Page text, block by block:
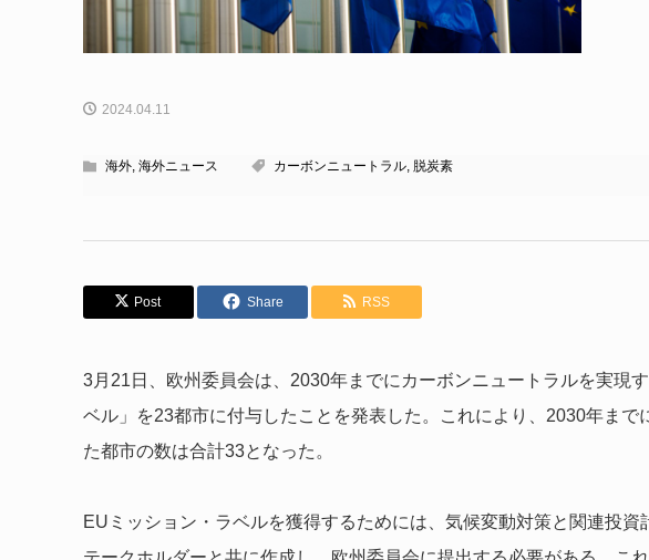
2024.04.11
海外, 海外ニュース カーボンニュートラル, 脱炭素
Post Share RSS
3月21日、欧州委員会は、2030年までにカーボンニュートラルを実現
ベル」を23都市に付与したことを発表した。これにより、2030年まで
た都市の数は合計33となった。
EUミッション・ラベルを獲得するためには、気候変動対策と関連投